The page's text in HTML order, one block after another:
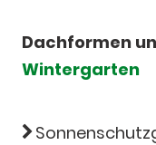
Dachformen
Wintergarten